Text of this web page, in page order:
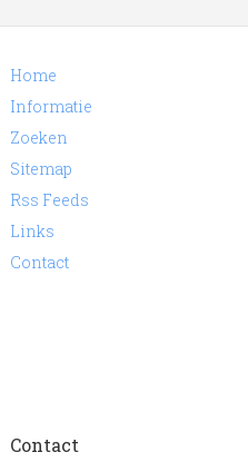
Home
Informatie
Zoeken
Sitemap
Rss Feeds
Links
Contact
Contact